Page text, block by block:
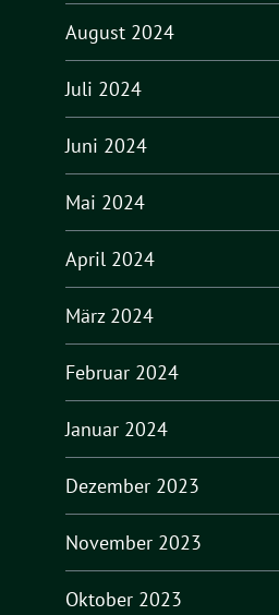
August 2024
Juli 2024
Juni 2024
Mai 2024
April 2024
März 2024
Februar 2024
Januar 2024
Dezember 2023
November 2023
Oktober 2023